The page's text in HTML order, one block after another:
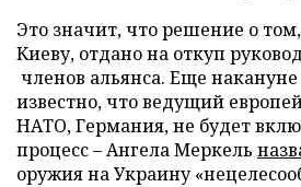
Это значит, что решение о
Киеву, отдано на откуп
членов альянса. Еще
известно, что ведущий
НАТО, Германия, не будет
процесс – Ангела Меркель
оружия на Украину